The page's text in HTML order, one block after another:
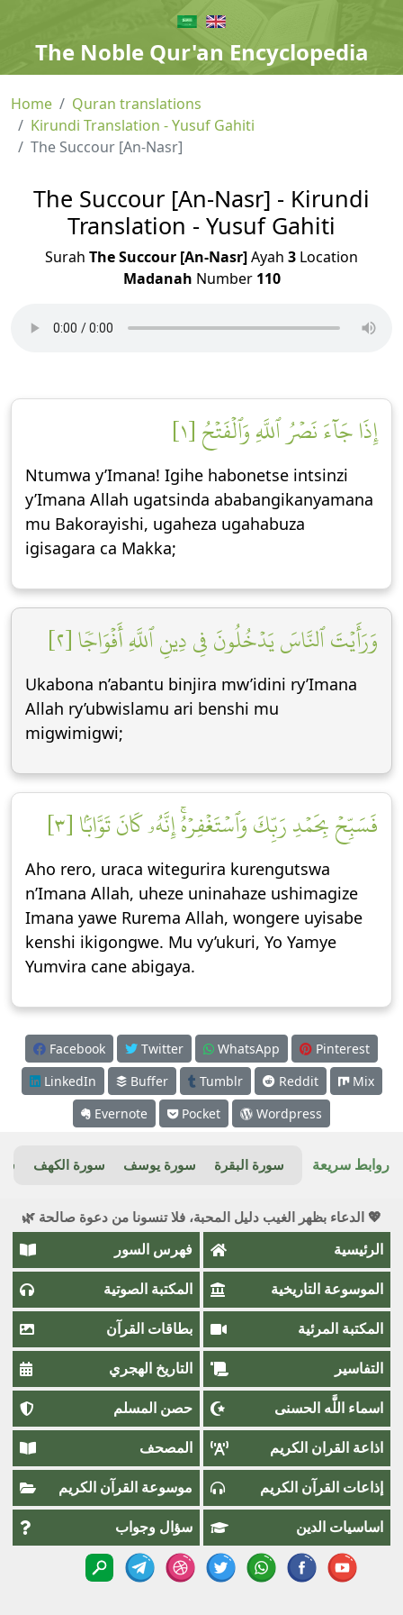
The Noble Qur'an Encyclopedia
Home
Quran translations
Kirundi Translation - Yusuf Gahiti
The Succour [An-Nasr]
The Succour [An-Nasr] - Kirundi
Translation - Yusuf Gahiti
Surah The Succour [An-Nasr]Ayah 3 Location
Madanah Number 110
إِذَا جَآءَ نَصۡرُ ٱللَّهِ وَٱلۡفَتۡحُ [١]
Ntumwa y’Imana! Igihe habonetse intsinzi
y’Imana Allah ugatsinda ababangikanyamana
mu Bakorayishi, ugaheza ugahabuza
igisagara ca Makka;
وَرَأَيۡتَ ٱلنَّاسَ يَدۡخُلُونَ فِي دِينِ ٱللَّهِ أَفۡوَاجٗا [٢]
Ukabona n’abantu binjira mw’idini ry’Imana
Allah ry’ubwislamu ari benshi mu
migwimigwi;
فَسَبِّحۡ بِحَمۡدِ رَبِّكَ وَٱسۡتَغۡفِرۡهُۚ إِنَّهُۥ كَانَ تَوَّابَۢا [٣]
Aho rero, uraca witegurira kurengutswa
n’Imana Allah, uheze uninahaze ushimagize
Imana yawe Rurema Allah, wongere uyisabe
kenshi ikigongwe. Mu vy’ukuri, Yo Yamye
Yumvira cane abigaya.
Facebook Twitter WhatsApp
Pinterest
LinkedIn
Buffer Tumblr Reddit
Mix
Evernote
Pocket Wordpress
روابط سريعة سورة البقرة سورة يوسف سورة الكهف
💖 الدعاء بظهر الغيب دليل المحبة، فلا تنسونا من دعوة صالحة 🌿
الرئيسية فهرس السور
الموسوعة التاريخية المكتبة الصوتية
المكتبة المرئية بطاقات القرآن
التفاسير التاريخ الهجري
اسماء اللَّٰه الحسنى حصن المسلم
اذاعة القران الكريم المصحف
إذاعات القرآن الكريم موسوعة القرآن الكريم
اساسيات الدين سؤال وجواب